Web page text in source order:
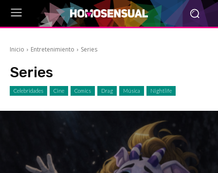
Inicio Entretenimiento Series
Series
Celebridades Cine Comics Drag Música Nightlife